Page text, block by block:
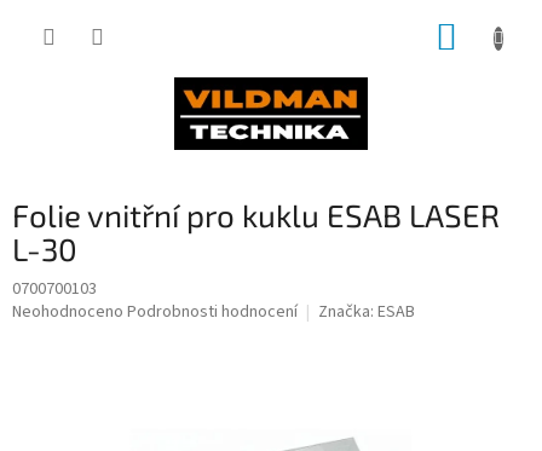
Folie vnitřní pro kuklu ESAB LASER
L-30
0700700103
Průměrné
Neohodnoceno Podrobnosti hodnocení Značka: ESAB